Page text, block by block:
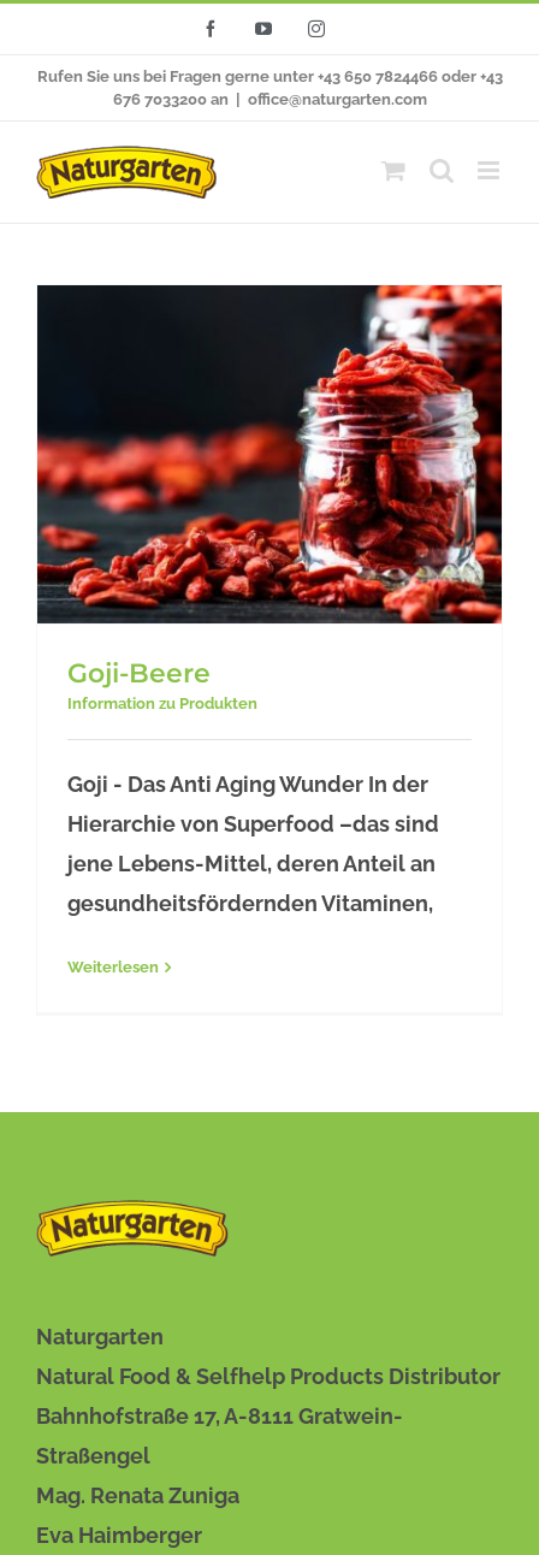
FacebookYouTubeInstagram
Rufen Sie uns bei Fragen gerne unter +43 650 7824466 oder +43
676 7033200 an
office@naturgarten.com
Goji-Beere
Goji-Beere
Information zu Produkten
Goji - Das Anti Aging Wunder In der
Hierarchie von Superfood –das sind
jene Lebens-Mittel, deren Anteil an
gesundheitsfördernden Vitaminen,
Weiterlesen
Naturgarten
Natural Food & Selfhelp Products Distributor
Bahnhofstraße 17, A-8111 Gratwein-
Straßengel
Mag. Renata Zuniga
Eva Haimberger